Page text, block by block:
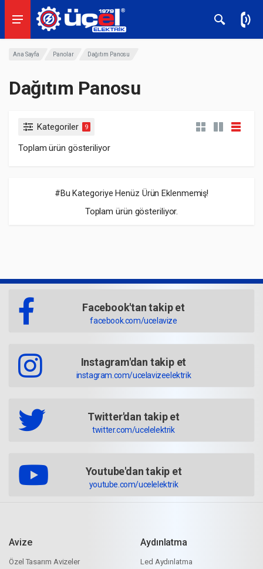
Ana Sayfa Panolar Dağıtım Panosu
Dağıtım Panosu
Kategoriler 9
Toplam ürün gösteriliyor
#Bu Kategoriye Henüz Ürün Eklenmemiş!
Toplam ürün gösteriliyor.
Facebook'tan takip et
facebook.com/ucelavize
Instagram'dan takip et
instagram.com/ucelavizeelektrik
Twitter'dan takip et
twitter.com/ucelelektrik
Youtube'dan takip et
youtube.com/ucelelektrik
Avize
Özel Tasarım Avizeler
Aydınlatma
Led Aydınlatma